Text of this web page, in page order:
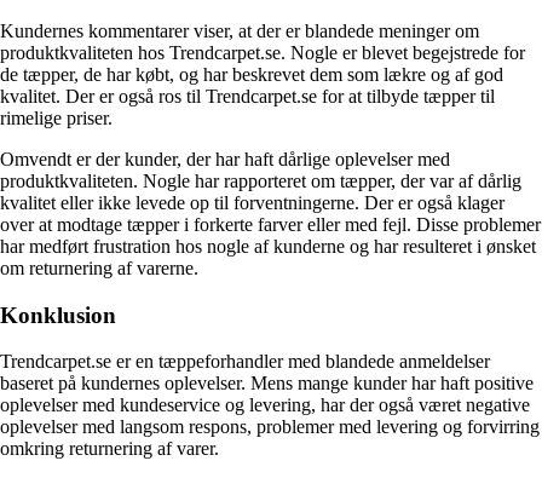
Kundernes kommentarer viser, at der er blandede meninger om
produktkvaliteten hos Trendcarpet.se. Nogle er blevet begejstrede for
de tæpper, de har købt, og har beskrevet dem som lækre og af god
kvalitet. Der er også ros til Trendcarpet.se for at tilbyde tæpper til
rimelige priser.
Omvendt er der kunder, der har haft dårlige oplevelser med
produktkvaliteten. Nogle har rapporteret om tæpper, der var af dårlig
kvalitet eller ikke levede op til forventningerne. Der er også klager
over at modtage tæpper i forkerte farver eller med fejl. Disse problemer
har medført frustration hos nogle af kunderne og har resulteret i ønsket
om returnering af varerne.
Konklusion
Trendcarpet.se er en tæppeforhandler med blandede anmeldelser
baseret på kundernes oplevelser. Mens mange kunder har haft positive
oplevelser med kundeservice og levering, har der også været negative
oplevelser med langsom respons, problemer med levering og forvirring
omkring returnering af varer.